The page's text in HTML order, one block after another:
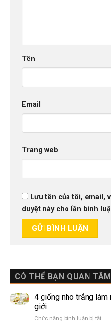
CÓ THỂ BẠN QUAN TÂM
4 giống nho trắng làm
giới
Chức năng bình luận bị tắtở
Tên
Email
Trang web
Lưu tên của tôi, email,
duyệt này cho lần bình